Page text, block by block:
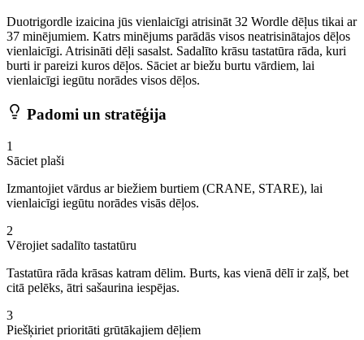
Duotrigordle izaicina jūs vienlaicīgi atrisināt 32 Wordle dēļus tikai ar
37 minējumiem. Katrs minējums parādās visos neatrisinātajos dēļos
vienlaicīgi. Atrisināti dēļi sasalst. Sadalīto krāsu tastatūra rāda, kuri
burti ir pareizi kuros dēļos. Sāciet ar biežu burtu vārdiem, lai
vienlaicīgi iegūtu norādes visos dēļos.
Padomi un stratēģija
1
Sāciet plaši
Izmantojiet vārdus ar biežiem burtiem (CRANE, STARE), lai
vienlaicīgi iegūtu norādes visās dēļos.
2
Vērojiet sadalīto tastatūru
Tastatūra rāda krāsas katram dēlim. Burts, kas vienā dēlī ir zaļš, bet
citā pelēks, ātri sašaurina iespējas.
3
Piešķiriet prioritāti grūtākajiem dēļiem